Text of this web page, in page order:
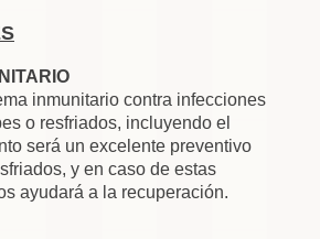
inmunitario contra infecciones
o resfriados, incluyendo el
será un excelente preventivo
y en caso de estas
ayudará a la recuperación.